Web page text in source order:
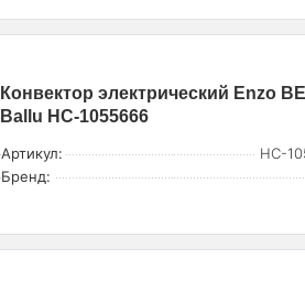
Конвектор электрический Enzo
Ballu НС-1055666
Артикул:
НС-
Бренд: